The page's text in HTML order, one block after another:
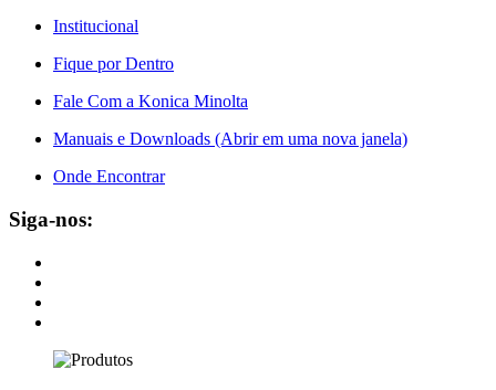
Institucional
Fique por Dentro
Fale Com a Konica Minolta
Manuais e Downloads (Abrir em uma nova janela)
Onde Encontrar
Siga-nos: